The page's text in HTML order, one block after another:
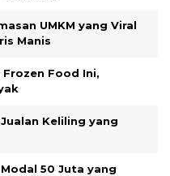
UMKM yang Viral
Manis
Frozen Food Ini,
Keliling yang
50 Juta yang